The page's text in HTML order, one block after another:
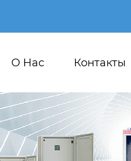
О Hас Контакты